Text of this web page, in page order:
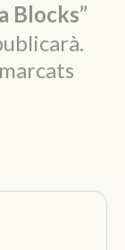
Blocks”